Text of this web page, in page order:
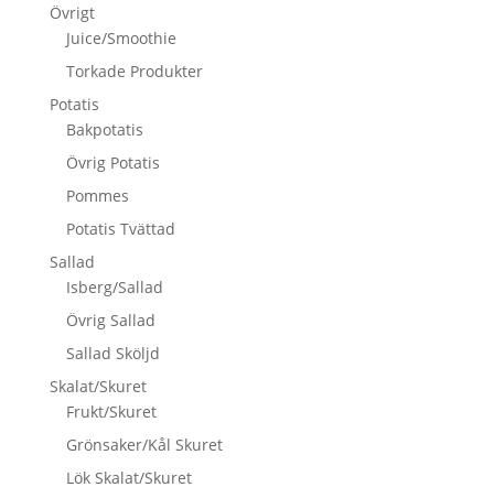
Övrigt
Juice/Smoothie
Torkade Produkter
Potatis
Bakpotatis
Övrig Potatis
Pommes
Potatis Tvättad
Sallad
Isberg/Sallad
Övrig Sallad
Sallad Sköljd
Skalat/Skuret
Frukt/Skuret
Grönsaker/Kål Skuret
Lök Skalat/Skuret